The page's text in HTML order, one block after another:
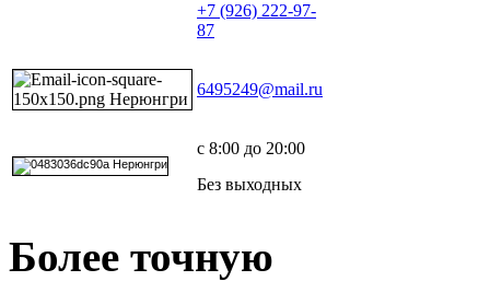
+7 (926) 222-97-
87
6495249@mail.ru
с 8:00 до 20:00
Без выходных
Более точную